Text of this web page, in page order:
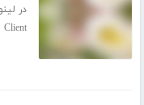
در
Client